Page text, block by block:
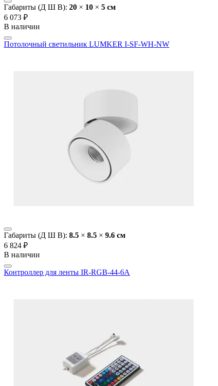
Габариты (Д Ш В): 20 × 10 × 5 cм
6 073 ₽
В наличии
Потолочный светильник LUMKER I-SF-WH-NW
Габариты (Д Ш В): 8.5 × 8.5 × 9.6 cм
6 824 ₽
В наличии
Контроллер для ленты IR-RGB-44-6A